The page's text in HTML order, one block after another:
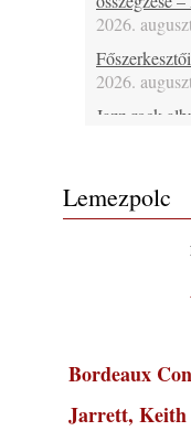
2026.
2026.
Jazz-rock
Jazz-rock
„Electric
2026.
színpad, 10
2026.
Magyar
Márton
Lemezpolc
Bordeaux
Jarrett, Keith